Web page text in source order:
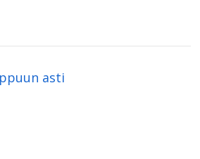
asti